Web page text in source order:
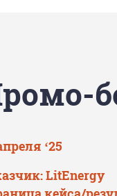
‘25
LitEnergy